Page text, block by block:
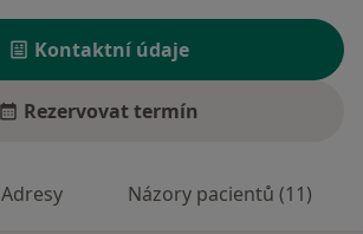
Kontaktní údaje
Rezervovat termín
Adresy Názory pacientů (11)